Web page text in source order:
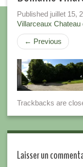
Published juillet 15,
Villarceaux Chateau
← Previous
Trackbacks are
Laisser un